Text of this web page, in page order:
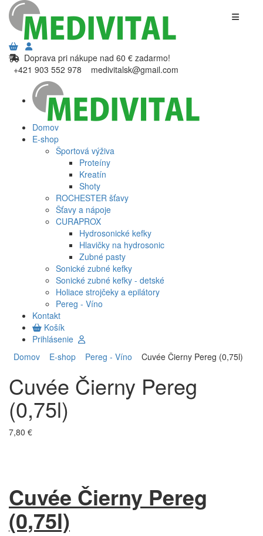
Doprava pri nákupe nad 60 € zadarmo!
+421 903 552 978
medivitalsk@gmail.com
Domov
E-shop
Športová výživa
Proteíny
Kreatín
Shoty
ROCHESTER šťavy
Šťavy a nápoje
CURAPROX
Hydrosonické kefky
Hlavičky na hydrosonic
Zubné pasty
Sonické zubné kefky
Sonické zubné kefky - detské
Holiace strojčeky a epilátory
Pereg - Víno
Kontakt
Košík
Prihlásenie
Domov
E-shop Pereg - Víno Cuvée Čierny Pereg (0,75l)
Cuvée Čierny Pereg
(0,75l)
7,80 €
Cuvée Čierny Pereg
(0,75l)